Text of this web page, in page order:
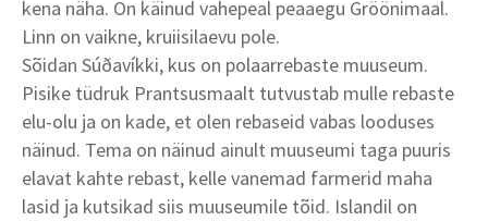
kena näha. On käinud vahepeal peaaegu Gröönimaal.
Linn on vaikne, kruiisilaevu pole.
Sõidan Súðavíkki, kus on polaarrebaste muuseum.
Pisike tüdruk Prantsusmaalt tutvustab mulle rebaste
elu-olu ja on kade, et olen rebaseid vabas looduses
näinud. Tema on näinud ainult muuseumi taga puuris
elavat kahte rebast, kelle vanemad farmerid maha
lasid ja kutsikad siis muuseumile tõid. Islandil on